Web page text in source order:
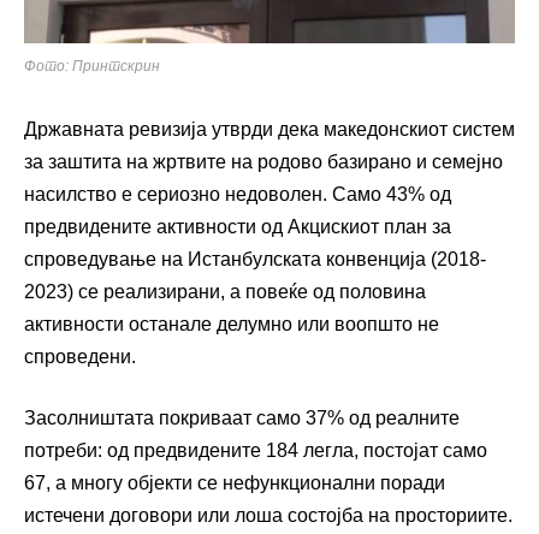
Фото: Принтскрин
Државната ревизија утврди дека македонскиот систем
за заштита на жртвите на родово базирано и семејно
насилство е сериозно недоволен. Само 43% од
предвидените активности од Акцискиот план за
спроведување на Истанбулската конвенција (2018-
2023) се реализирани, а повеќе од половина
активности останале делумно или воопшто не
спроведени.
Засолништата покриваат само 37% од реалните
потреби: од предвидените 184 легла, постојат само
67, а многу објекти се нефункционални поради
истечени договори или лоша состојба на просториите.